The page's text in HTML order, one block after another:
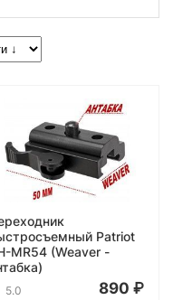
Patriot
MR54 (Weaver -
5.0 890